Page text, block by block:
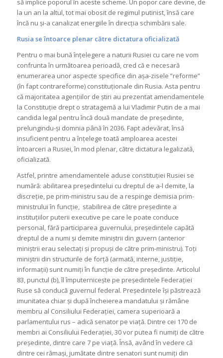
să implice poporul în aceste scheme. Un popor care devine, de
la un an la altul, tot mai obosit de regimul putinist, însă care
încă nu și-a canalizat energiile în direcția schimbării sale.
Rusia se întoarce plenar către dictatura oficializată
Pentru o mai bună înțelegere a naturii Rusiei cu care ne vom
confrunta în următoarea perioadă, cred că e necesară
enumerarea unor aspecte specifice din așa-zisele ”reforme”
(în fapt contrareforme) constituționale din Rusia. Asta pentru
că majoritatea agențiilor de știri au prezentat amendamentele
la Constituție drept o stratagemă a lui Vladimir Putin de a mai
candida legal pentru încă două mandate de președinte,
prelungindu-și domnia până în 2036. Fapt adevărat, însă
insuficient pentru a înțelege toată amploarea acestei
întoarceri a Rusiei, în mod plenar, către dictatura legalizată,
oficializată.
Astfel, printre amendamentele aduse constituției Rusiei se
numără: abilitarea președintelui cu dreptul de a-l demite, la
discreție, pe prim-ministru sau de a respinge demisia prim-
ministrului în funcție, stabilirea de către președinte a
instituțiilor puterii executive pe care le poate conduce
personal, fără participarea guvernului, președintele capătă
dreptul de a numi și demite miniștrii din guvern (anterior
miniștrii erau selectați și propuși de către prim-ministru). Toți
miniștrii din structurile de forță (armată, interne, justiție,
informații) sunt numiți în funcție de către președinte. Articolul
83, punctul (b), îl împuternicește pe președintele Federației
Ruse să conducă guvernul federal. Președintele își păstrează
imunitatea chiar și după încheierea mandatului și rămâne
membru al Consiliului Federației, camera superioară a
parlamentului rus – adică senator pe viață. Dintre cei 170 de
membri ai Consiliului Federației, 30 vor putea fi numiți de către
președinte, dintre care 7 pe viață. Însă, având în vedere că
dintre cei rămași, jumătate dintre senatori sunt numiți din